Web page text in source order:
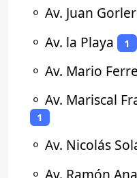
⚬ Av. Juan
⚬ Av. la Playa 1
⚬ Av. Mario
⚬ Av. Mariscal
1
⚬ Av. Nicolás
⚬ Av. Ramón